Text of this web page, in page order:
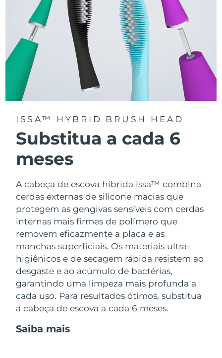
ISSA™ HYBRID BRUSH HEAD
Substitua a cada 6
meses
A cabeça de escova híbrida issa™ combina
cerdas externas de silicone macias que
protegem as gengivas sensíveis com cerdas
internas mais firmes de polímero que
removem eficazmente a placa e as
manchas superficiais. Os materiais ultra-
higiênicos e de secagem rápida resistem ao
desgaste e ao acúmulo de bactérias,
garantindo uma limpeza mais profunda a
cada uso. Para resultados ótimos, substitua
a cabeça de escova a cada 6 meses.
Saiba mais